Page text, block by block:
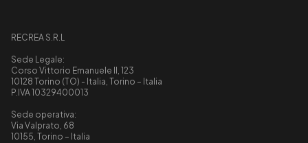
RECREA S.R.L
Sede Legale:
Corso Vittorio Emanuele II, 123
10128 Torino (TO) - Italia, Torino – Italia
P.IVA 10329400013
Sede operativa:
Via Valprato, 68
10155, Torino – Italia